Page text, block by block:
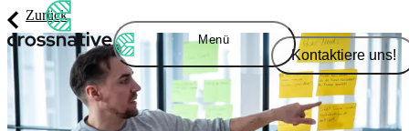
Kontaktiere uns!
Menü
Zurück